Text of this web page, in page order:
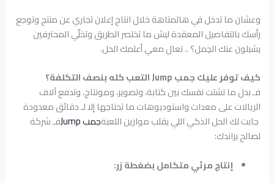
وعشان ما تدخل في هالمتاهة خلال انتاج إعلان تجاري عن منتج وتوجع
رأسك بالتفاصيل المعقدة ليش ما تختصر الطريق وتخلّي المحترفين
يشيلون عنك الحِمل؟ .. تعال معي أعلمك الحل.
كيف توفر عليك جمب Jump التعب كله بنصف التكلفة؟
فـ بدل ما تشتت نفسك بين كتابة، وتصوير، ومونتاج، وتدفع آلاف
الريالات على معدات واستوديوهات ما تحتاجها إلا لـ دقائق معدودة
فـ شركة
جمب Jumpجابت لك الحل الذكي اللي يقلب موازين اللعبة
لصالح براندك:
إنتاج مرئي متكامل بضغطة زر: